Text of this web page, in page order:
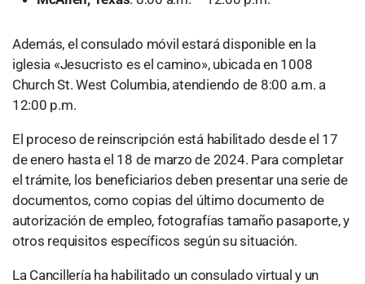
Además, el consulado móvil estará disponible en la
iglesia «Jesucristo es el camino», ubicada en 1008
Church St. West Columbia, atendiendo de 8:00 a.m. a
12:00 p.m.
El proceso de reinscripción está habilitado desde el 17
de enero hasta el 18 de marzo de 2024. Para completar
el trámite, los beneficiarios deben presentar una serie de
documentos, como copias del último documento de
autorización de empleo, fotografías tamaño pasaporte, y
otros requisitos específicos según su situación.
La Cancillería ha habilitado un consulado virtual y un